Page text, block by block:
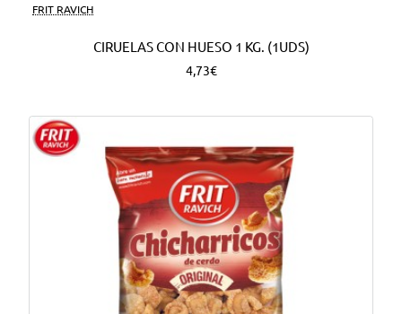
FRIT RAVICH
CIRUELAS CON HUESO 1 KG. (1UDS)
4,73€